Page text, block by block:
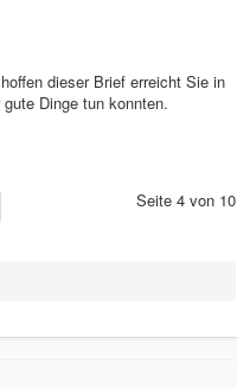
dieser Brief erreicht Sie in
Dinge tun konnten.
Seite 4 von 10